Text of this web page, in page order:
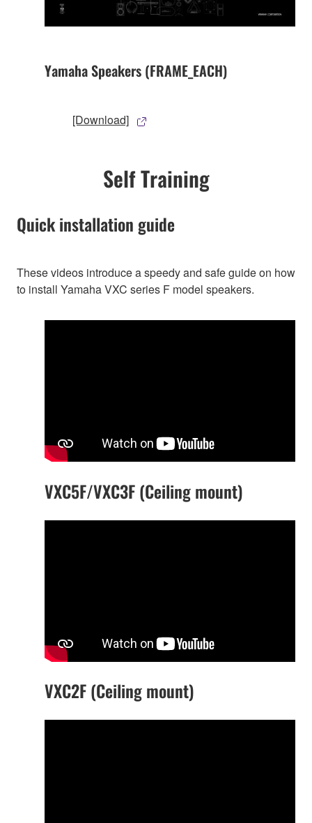
Yamaha Speakers (FRAME_EACH)
[Download]
Self Training
Quick installation guide
These videos introduce a speedy and safe guide on how
to install Yamaha VXC series F model speakers.
VXC5F/VXC3F (Ceiling mount)
VXC2F (Ceiling mount)